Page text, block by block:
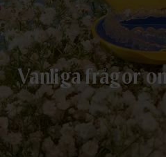
Vanliga frågor